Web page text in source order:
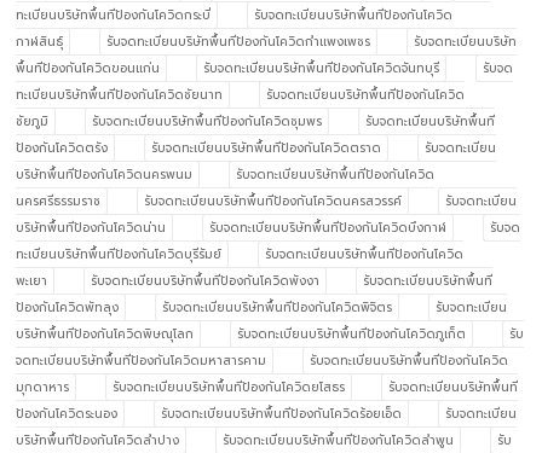
ทะเบียนบริษัทพื้นทีป้องกันโควิดกระบี่
รับจดทะเบียนบริษัทพื้นทีป้องกันโควิด
กาฬสินธุ์
รับจดทะเบียนบริษัทพื้นทีป้องกันโควิดกำแพงเพชร
รับจดทะเบียนบริษัท
พื้นทีป้องกันโควิดขอนแก่น
รับจดทะเบียนบริษัทพื้นทีป้องกันโควิดจันทบุรี
รับจด
ทะเบียนบริษัทพื้นทีป้องกันโควิดชัยนาท
รับจดทะเบียนบริษัทพื้นทีป้องกันโควิด
ชัยภูมิ
รับจดทะเบียนบริษัทพื้นทีป้องกันโควิดชุมพร
รับจดทะเบียนบริษัทพื้นที
ป้องกันโควิดตรัง
รับจดทะเบียนบริษัทพื้นทีป้องกันโควิดตราด
รับจดทะเบียน
บริษัทพื้นทีป้องกันโควิดนครพนม
รับจดทะเบียนบริษัทพื้นทีป้องกันโควิด
นครศรีธรรมราช
รับจดทะเบียนบริษัทพื้นทีป้องกันโควิดนครสวรรค์
รับจดทะเบียน
บริษัทพื้นทีป้องกันโควิดน่าน
รับจดทะเบียนบริษัทพื้นทีป้องกันโควิดบึงกาฬ
รับจด
ทะเบียนบริษัทพื้นทีป้องกันโควิดบุรีรัมย์
รับจดทะเบียนบริษัทพื้นทีป้องกันโควิด
พะเยา
รับจดทะเบียนบริษัทพื้นทีป้องกันโควิดพังงา
รับจดทะเบียนบริษัทพื้นที
ป้องกันโควิดพัทลุง
รับจดทะเบียนบริษัทพื้นทีป้องกันโควิดพิจิตร
รับจดทะเบียน
บริษัทพื้นทีป้องกันโควิดพิษณุโลก
รับจดทะเบียนบริษัทพื้นทีป้องกันโควิดภูเก็ต
รับ
จดทะเบียนบริษัทพื้นทีป้องกันโควิดมหาสารคาม
รับจดทะเบียนบริษัทพื้นทีป้องกันโควิด
มุกดาหาร
รับจดทะเบียนบริษัทพื้นทีป้องกันโควิดยโสธร
รับจดทะเบียนบริษัทพื้นที
ป้องกันโควิดระนอง
รับจดทะเบียนบริษัทพื้นทีป้องกันโควิดร้อยเอ็ด
รับจดทะเบียน
บริษัทพื้นทีป้องกันโควิดลำปาง
รับจดทะเบียนบริษัทพื้นทีป้องกันโควิดลำพูน รับ